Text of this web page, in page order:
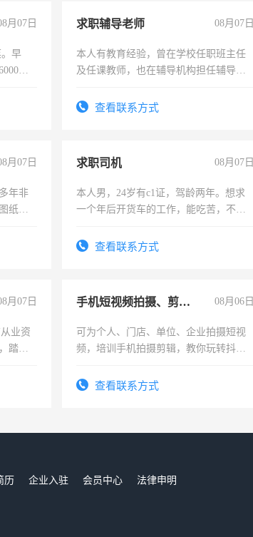
月07日
早
以
求职辅导老师 08月07日
本人有教育经验，曾在学校任职班主任
及任课教师，也在辅导机构担任辅导教
查看联系方式
月07日
年非
纸制
求职司机 08月07日
本人男，24岁有c1证，驾龄两年。想求
一个年后开货车的工作，能吃苦，不怕
查看联系方式
月07日
业资
踏
手机短视频拍摄、剪辑、抖音快手 08月06日
可为个人、门店、单位、企业拍摄短视
频，培训手机拍摄剪辑，教你玩转抖音
频，培训手机拍摄剪辑，教你玩转抖
查看联系方式
历 企业入驻 会员中心
法律申明